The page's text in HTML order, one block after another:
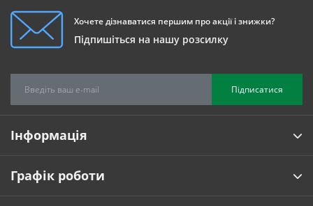
Хочете дізнаватися першим про акції і знижки?
Підпишіться на нашу розсилку
Підписатися
Інформація
Графік роботи